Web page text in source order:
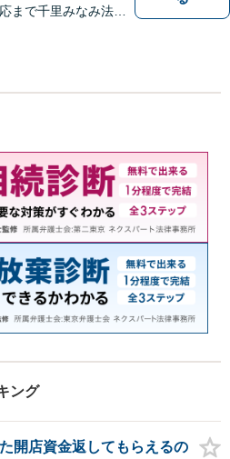
まで千里みなみ法律
ング
開店資金返してもらえるの